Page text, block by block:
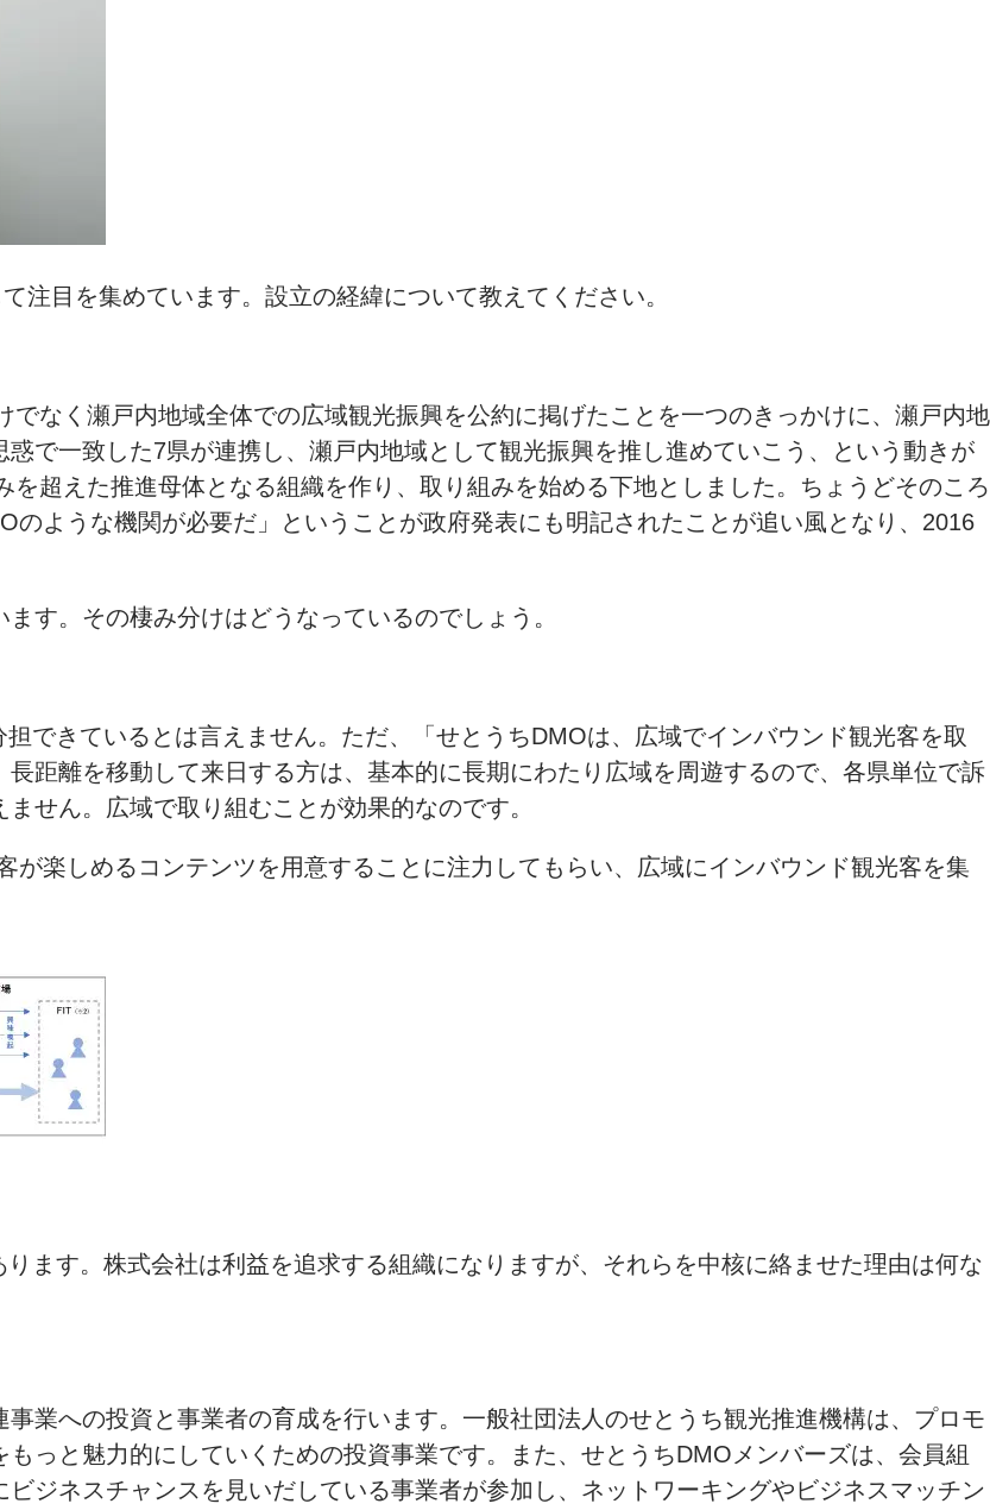
目を集めています。設立の経緯について教えてください。
なく瀬戸内地域全体での広域観光振興を公約に掲げたことを一つのきっかけに、瀬戸内地
で一致した7県が連携し、瀬戸内地域として観光振興を推し進めていこう、という動きが
超えた推進母体となる組織を作り、取り組みを始める下地としました。ちょうどそのころ
ような機関が必要だ」ということが政府発表にも明記されたことが追い風となり、2016
す。その棲み分けはどうなっているのでしょう。
できているとは言えません。ただ、「せとうちDMOは、広域でインバウンド観光客を取
距離を移動して来日する方は、基本的に長期にわたり広域を周遊するので、各県単位で訴
せん。広域で取り組むことが効果的なのです。
楽しめるコンテンツを用意することに注力してもらい、広域にインバウンド観光客を集
す。株式会社は利益を追求する組織になりますが、それらを中核に絡ませた理由は何な
業への投資と事業者の育成を行います。一般社団法人のせとうち観光推進機構は、プロモ
っと魅力的にしていくための投資事業です。また、せとうちDMOメンバーズは、会員組
ジネスチャンスを見いだしている事業者が参加し、ネットワーキングやビジネスマッチン